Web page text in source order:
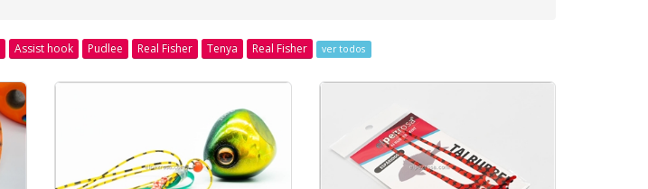
Assist hook Pudlee Real Fisher Tenya Real Fisher ver todos